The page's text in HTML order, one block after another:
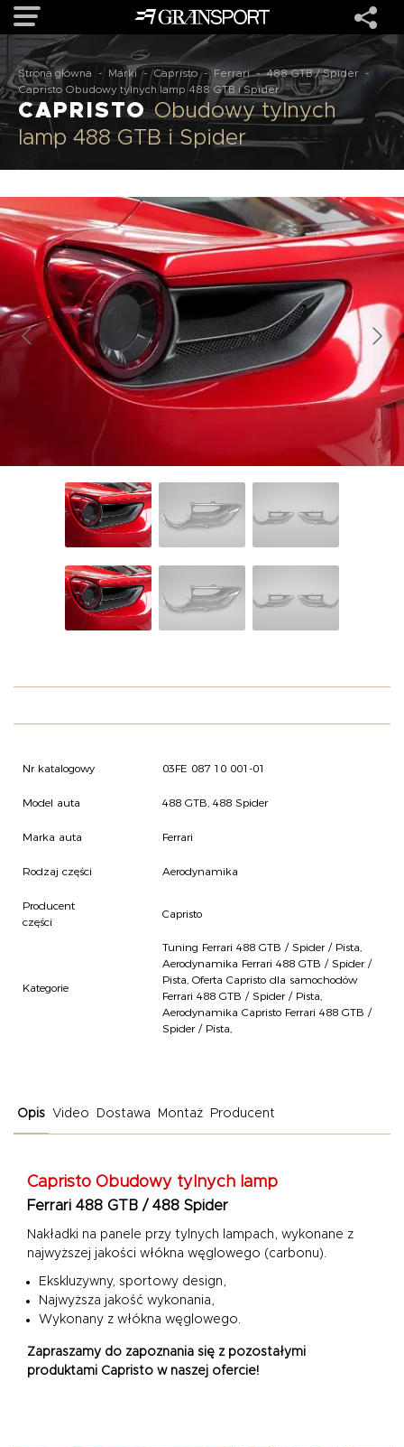
OFERTA
MARKI
REALIZACJE
O NAS
KONTAKT
BLOG
Strona główna - Marki - Capristo - Ferrari - 488 GTB / Spider -
Capristo Obudowy tylnych lamp 488 GTB i Spider
CAPRISTOObudowy tylnych
lamp 488 GTB i Spider
Nr katalogowy 03FE 087 10 001-01
Model auta 488 GTB, 488 Spider
Marka auta Ferrari
Rodzaj części Aerodynamika
Producent
części
Capristo
Kategorie
Tuning Ferrari 488 GTB / Spider / Pista,
Aerodynamika Ferrari 488 GTB / Spider /
Pista, Oferta Capristo dla samochodów
Ferrari 488 GTB / Spider / Pista,
Aerodynamika Capristo Ferrari 488 GTB /
Spider / Pista,
Opis Video Dostawa Montaż Producent
Capristo Obudowy tylnych lamp
Ferrari 488 GTB / 488 Spider
Nakładki na panele przy tylnych lampach, wykonane z
najwyższej jakości włókna węglowego (carbonu).
Ekskluzywny, sportowy design,
Najwyższa jakość wykonania,
Wykonany z włókna węglowego.
Zapraszamy do zapoznania się z pozostałymi
produktami Capristo w naszej ofercie!